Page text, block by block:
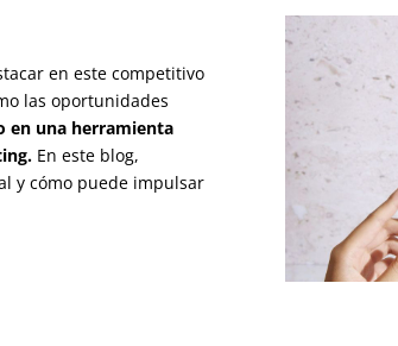
las Redes Sociales.
en este competitivo
las oportunidades
en una herramienta
En este blog,
y cómo puede impulsar